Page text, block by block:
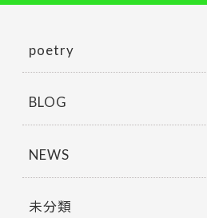
poetry
BLOG
NEWS
未分類